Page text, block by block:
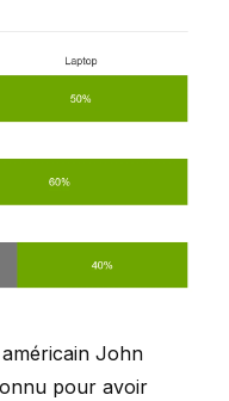
John
pour avoir